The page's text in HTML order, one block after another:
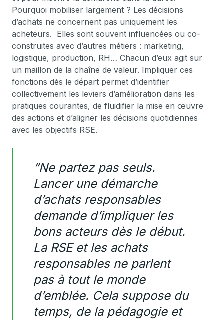
Pourquoi mobiliser largement ? Les décisions
d’achats ne concernent pas uniquement les
acheteurs. Elles sont souvent influencées ou co-
construites avec d’autres métiers : marketing,
logistique, production, RH… Chacun d’eux agit sur
un maillon de la chaîne de valeur. Impliquer ces
fonctions dès le départ permet d’identifier
collectivement les leviers d’amélioration dans les
pratiques courantes, de fluidifier la mise en œuvre
des actions et d’aligner les décisions quotidiennes
avec les objectifs RSE.
“Ne partez pas seuls.
Lancer une démarche
d’achats responsables
demande d’impliquer les
bons acteurs dès le début.
La RSE et les achats
responsables ne parlent
pas à tout le monde
d’emblée. Cela suppose du
temps, de la pédagogie et